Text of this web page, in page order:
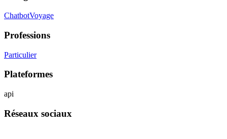
ChatbotVoyage
Professions
Particulier
Plateformes
api
Réseaux sociaux